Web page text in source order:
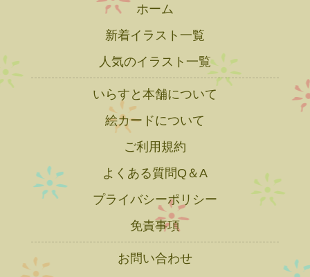
ホーム
新着イラスト一覧
人気のイラスト一覧
いらすと本舗について
絵カードについて
ご利用規約
よくある質問Q＆A
プライバシーポリシー
免責事項
お問い合わせ